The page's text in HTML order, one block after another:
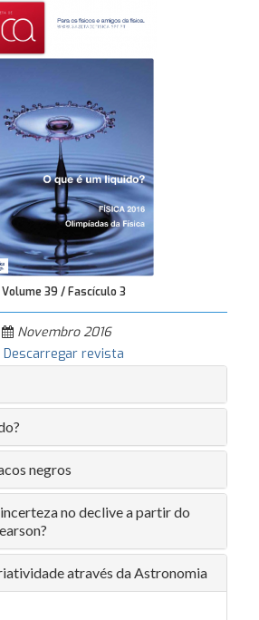
Volume 39 / Fascículo 3
Novembro 2016
Descarregar revista
negros
no declive a partir do
através da Astronomia